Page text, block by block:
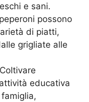
e sani.
possono
di piatti,
grigliate alle
educativa